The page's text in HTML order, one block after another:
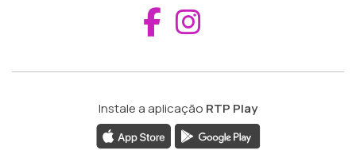
Aceder ao
Instale a aplicação RTP Play